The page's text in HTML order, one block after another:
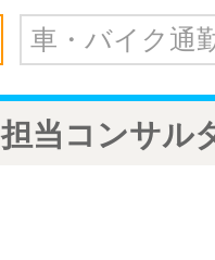
車・バイク通
担当コンサル